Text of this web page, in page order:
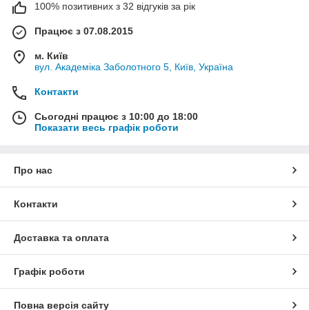
100% позитивних з 32 відгуків за рік
Працює з 07.08.2015
м. Київ
вул. Академіка Заболотного 5, Київ, Україна
Контакти
Сьогодні працює з 10:00 до 18:00
Показати весь графік роботи
Про нас
Контакти
Доставка та оплата
Графік роботи
Повна версія сайту